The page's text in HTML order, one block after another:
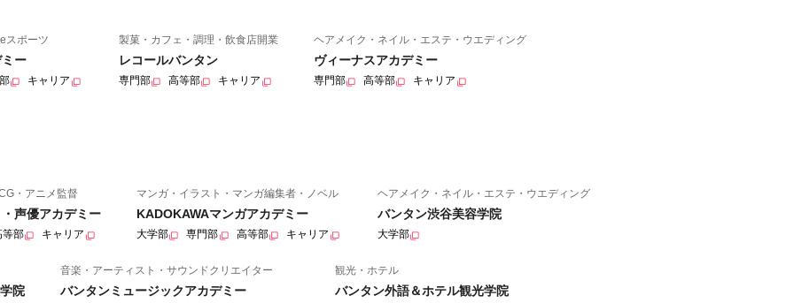
スポーツ
ー
キャリア
製菓・カフェ・調理・飲食店開業
レコールバンタン
専門部 高等部 キャリア
ヘアメイク・ネイル・エステ・ウエディング
ヴィーナスアカデミー
専門部 高等部 キャリア
・アニメ監督
声優アカデミー
等部 キャリア
マンガ・イラスト・マンガ編集者・ノベル
KADOKAWAマンガアカデミー
大学部 専門部 高等部 キャリア
ヘアメイク・ネイル・エステ・ウエディング
バンタン渋谷美容学院
大学部
院
音楽・アーティスト・サウンドクリエイター
バンタンミュージックアカデミー
観光・ホテル
バンタン外語＆ホテル観光学院